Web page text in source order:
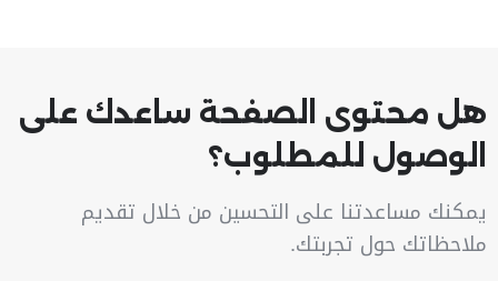
هل محتوى الصفحة ساعدك على
الوصول للمطلوب؟
يمكنك مساعدتنا على التحسين من خلال تقديم
ملاحظاتك حول تجربتك.